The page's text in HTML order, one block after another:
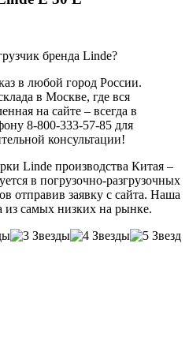
бренда Linde?
в любой город России.
в Москве, где вся
на сайте – всегда в
8-800-333-57-85 для
консультации!
Linde производства Китая –
в погрузочно-разгрузочных
отправив заявку с сайта. Наша
из самых низких на рынке.